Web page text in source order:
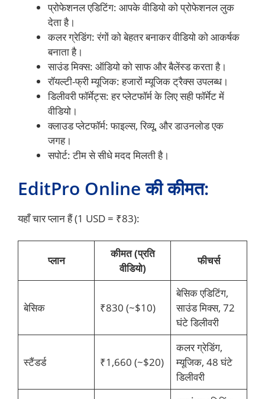
प्रोफेशनल एडिटिंग: आपके वीडियो को प्रोफेशनल लुक
देता है।
कलर ग्रेडिंग: रंगों को बेहतर बनाकर वीडियो को आकर्षक
बनाता है।
साउंड मिक्स: ऑडियो को साफ और बैलेंस्ड करता है।
रॉयल्टी-फ्री म्यूजिक: हजारों म्यूजिक ट्रैक्स उपलब्ध।
डिलीवरी फॉर्मेट्स: हर प्लेटफॉर्म के लिए सही फॉर्मेट में
वीडियो।
क्लाउड प्लेटफॉर्म: फाइल्स, रिव्यू, और डाउनलोड एक
जगह।
सपोर्ट: टीम से सीधे मदद मिलती है।
EditPro Online की कीमत:
यहाँ चार प्लान हैं (1 USD = ₹83):
प्लान
कीमत (प्रति
वीडियो)
फीचर्स
बेसिक ₹830 (~$10)
बेसिक एडिटिंग,
साउंड मिक्स, 72
घंटे डिलीवरी
स्टैंडर्ड ₹1,660 (~$20)
कलर ग्रेडिंग,
म्यूजिक, 48 घंटे
डिलीवरी